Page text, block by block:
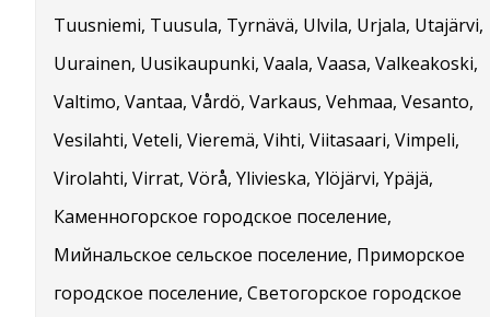
Tuusniemi, Tuusula, Tyrnävä, Ulvila, Urjala, Utajärvi,
Uurainen, Uusikaupunki, Vaala, Vaasa, Valkeakoski,
Valtimo, Vantaa, Vårdö, Varkaus, Vehmaa, Vesanto,
Vesilahti, Veteli, Vieremä, Vihti, Viitasaari, Vimpeli,
Virolahti, Virrat, Vörå, Ylivieska, Ylöjärvi, Ypäjä,
Каменногорское городское поселение,
Мийнальское сельское поселение, Приморское
городское поселение, Светогорское городское